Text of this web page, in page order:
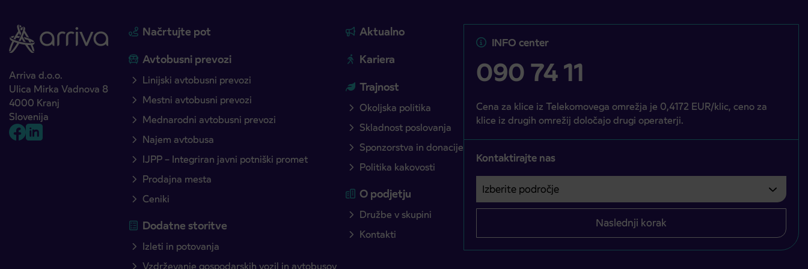
Arriva d.o.o.
Ulica Mirka Vadnova 8
4000 Kranj
Slovenija
Načrtujte pot
Avtobusni prevozi
Linijski avtobusni prevozi
Mestni avtobusni prevozi
Mednarodni avtobusni prevozi
Najem avtobusa
IJPP – Integriran javni potniški promet
Prodajna mesta
Ceniki
Dodatne storitve
Izleti in potovanja
Vzdrževanje gospodarskih vozil in avtobusov
Aktualno
Kariera
Trajnost
Okoljska politika
Skladnost poslovanja
Sponzorstva in donacije
Politika kakovosti
O podjetju
Družbe v skupini
Kontakti
INFO center
090 74 11
Cena za klice iz Telekomovega omrežja je 0,4172 EUR/klic, ceno za
klice iz drugih omrežij določajo drugi operaterji.
Kontaktirajte nas
Izberite področje
Področje je obvezno izbrati.
Naslednji korak